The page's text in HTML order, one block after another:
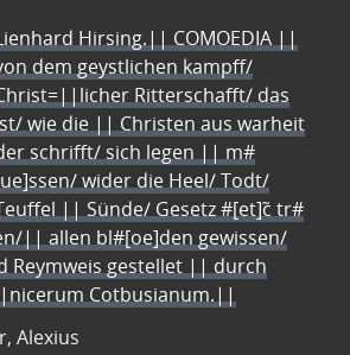
Hirsing.|| COMOEDIA ||
dem geystlichen kampff/
Ritterschafft/ das
wie die || Christen aus warheit
schrifft/ sich legen || m#
wider die Heel/ Todt/
|| Sünde/ Gesetz #[et]c̃ tr#
|| allen bl#[oe]den gewissen/
Reymweis gestellet || durch
Cotbusianum.||
Alexius